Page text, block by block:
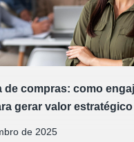
de compras: como
gerar valor estratégico
de 2025